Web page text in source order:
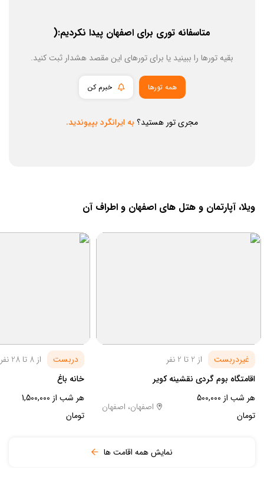
متاسفانه توری برای اصفهان پیدا نکردیم:(
بقیه تورها را ببینید یا برای تورهای این مقصد هشدار ثبت کنید.
همه تورها خبرم کن
مجری تور هستید؟ به ایرانگرد بپیوندید.
ویلا، آپارتمان و هتل های اصفهان و اطراف آن
غیردربست
از 2 تا 2 نفر
اقامتگاه بوم گردی نقشینه کویر
هر شب از 500,000
تومان
اصفهان، اصفهان
دربست
از 8 تا 28 نفر
خانه باغ
هر شب از 1,500,000
تومان
نمایش همه اقامت ها